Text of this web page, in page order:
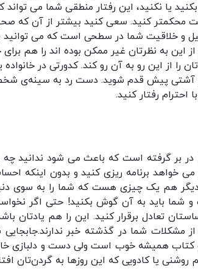
یا نکنید، این رفتار منطقی شما می تواند
کنید. سعی کنید بیشتر از آن که
و خلاقیت شما در سطحی است که می توانید
این به نظرتان غیر ممکن بوده اند را هم
از این رو به آن رو کند. کدورتی در خانواده
آشتی پیش قدم شوید. دست رد به سینه‌ی
احترام رفتار کنید.
در بر گرفته است که باعث می شود ندانید
برنامه ریزی کنید و بدون اینکه
هم یک چیزی هست که شما را به سوی
شما باید به آن گوش بکنید! حتی اگر
تعادل برقرار کنید. این را هم یادتان
از مشکلات شما در گذشته خبر
و کتاب همیشه خوب است ولی دست و دلبازی
روشنی یا کادویی که این روزها به گردن‌تان